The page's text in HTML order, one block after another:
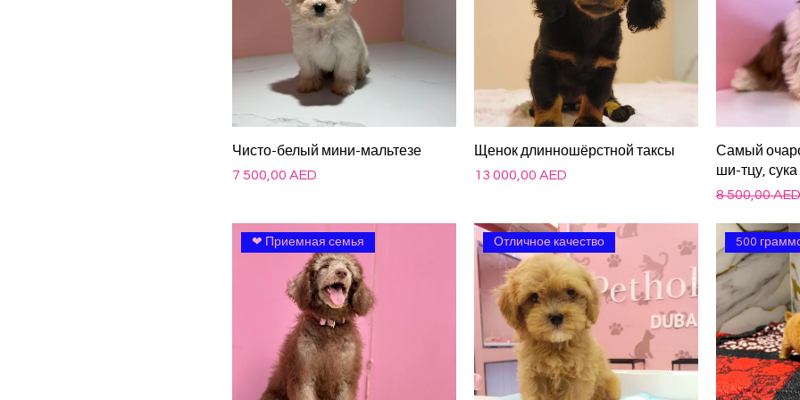
Чисто-белый мини-мальтезе
Цена
7 500,00 AED
Щенок длинношёрстной таксы
Цена
13 000,00 AED
Самый
ши-тцу, сука
Обычная
8 500,00 AED
❤ Приемная семья Отличное качество 500